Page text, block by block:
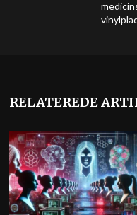
RELATEREDE